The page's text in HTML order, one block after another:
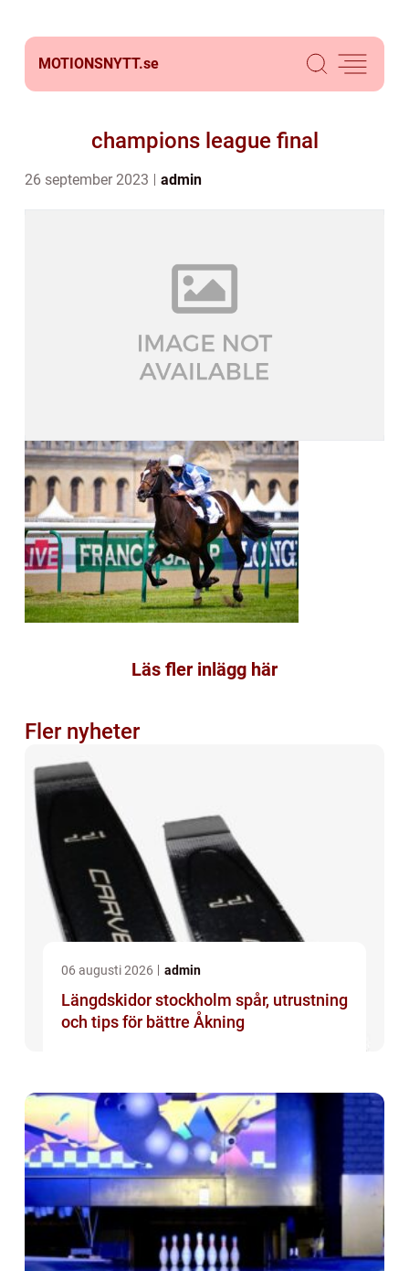
MOTIONSNYTT.se
champions league final
26 september 2023 admin
Läs fler inlägg här
Fler nyheter
06 augusti 2026 admin
Längdskidor stockholm spår, utrustning
och tips för bättre Åkning